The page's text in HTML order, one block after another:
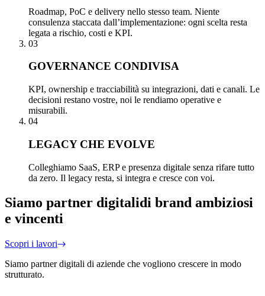
Roadmap, PoC e delivery nello stesso team. Niente
consulenza staccata dall’implementazione: ogni scelta resta
legata a rischio, costi e KPI.
03
GOVERNANCE CONDIVISA
KPI, ownership e tracciabilità su integrazioni, dati e canali. Le
decisioni restano vostre, noi le rendiamo operative e
misurabili.
04
LEGACY CHE EVOLVE
Colleghiamo SaaS, ERP e presenza digitale senza rifare tutto
da zero. Il legacy resta, si integra e cresce con voi.
Siamo partner digitalidi brand ambiziosi
e vincenti
Scopri i lavori
Siamo partner digitali di aziende che vogliono crescere in modo
strutturato.